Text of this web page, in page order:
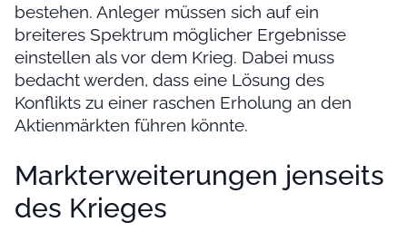
bestehen. Anleger müssen sich auf ein
breiteres Spektrum möglicher Ergebnisse
einstellen als vor dem Krieg. Dabei muss
bedacht werden, dass eine Lösung des
Konflikts zu einer raschen Erholung an den
Aktienmärkten führen könnte.
Markterweiterungen jenseits
des Krieges